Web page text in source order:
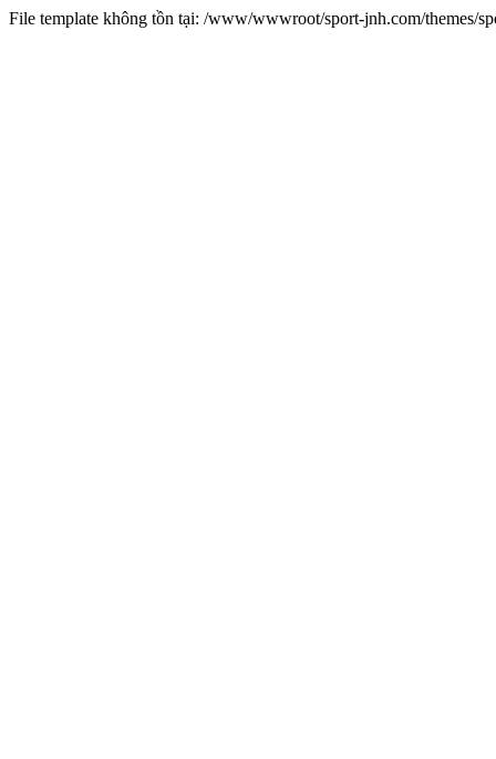
File template không tồn tại: /www/wwwroot/sport-jnh.com/themes/